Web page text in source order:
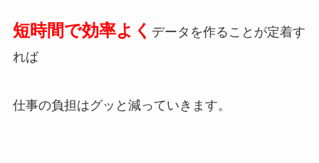
短時間で効率よく データを作ることが定着す
れば
仕事の負担はグッと減っていきます。